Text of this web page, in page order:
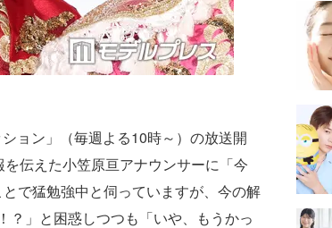
ョン」（毎週よる10時～）の放送開
伝えた小笠原亘アナウンサーに「今
で猛勉強中と伺っていますが、今の解
？」と困惑しつつも「いや、もうかっ